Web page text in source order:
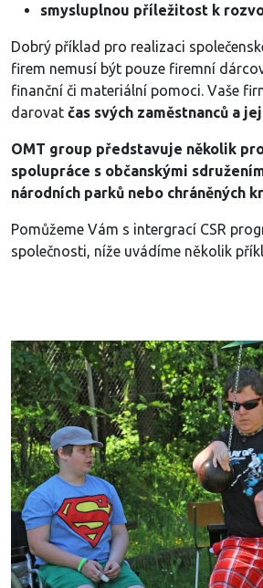
smysluplnou příležitost k
Dobrý příklad pro realizaci
firem nemusí být pouze firemní
finanční či materiální pomoci. Vaše
darovat čas svých zaměstnanců a
OMT group představuje několik
spolupráce s občanskými
národních parků nebo chráněných
Pomůžeme Vám s intergrací CSR
společnosti, níže uvádíme několik